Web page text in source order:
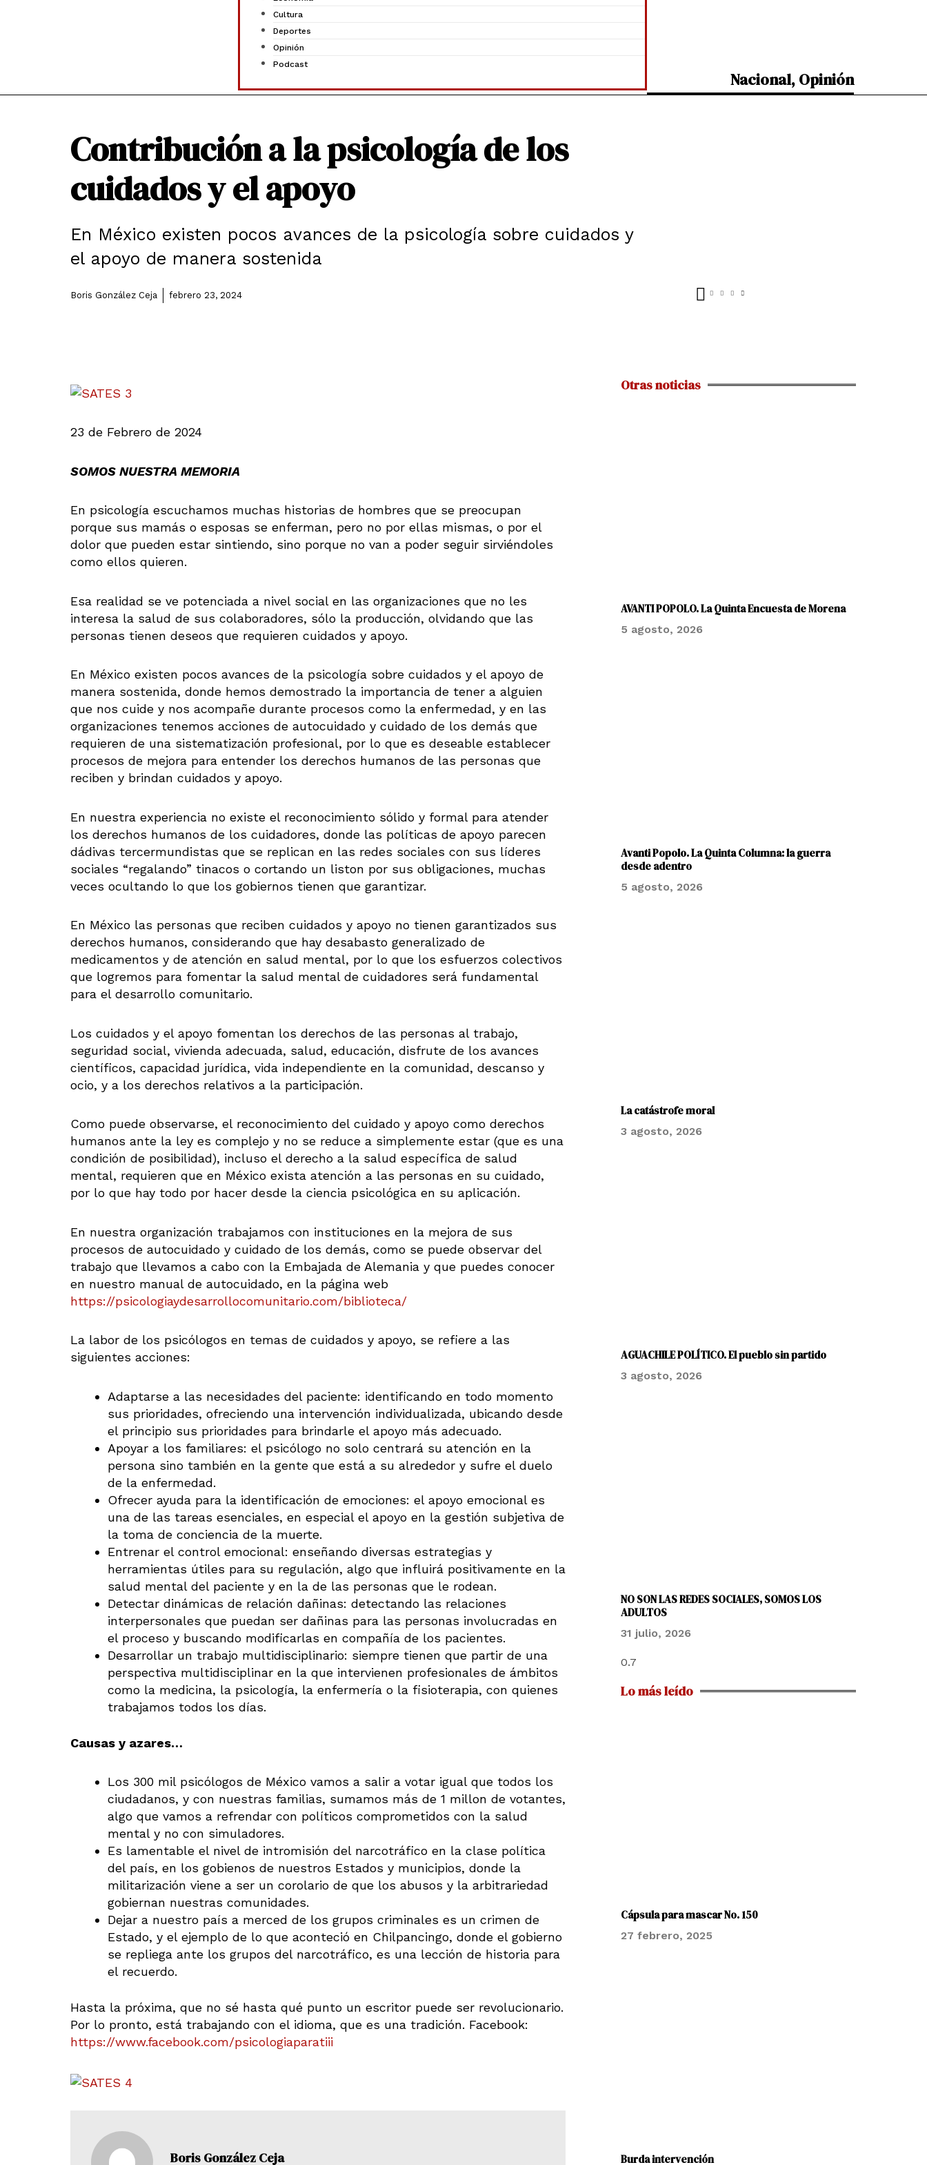
Cultura
Deportes
Opinión
Podcast
Nacional, Opinión
Contribución a la psicología de los
cuidados y el apoyo
En México existen pocos avances de la psicología sobre cuidados y
el apoyo de manera sostenida
Boris González Ceja febrero 23, 2024
23 de Febrero de 2024
SOMOS NUESTRA MEMORIA
En psicología escuchamos muchas historias de hombres que se preocupan
porque sus mamás o esposas se enferman, pero no por ellas mismas, o por el
dolor que pueden estar sintiendo, sino porque no van a poder seguir sirviéndoles
como ellos quieren.
Esa realidad se ve potenciada a nivel social en las organizaciones que no les
interesa la salud de sus colaboradores, sólo la producción, olvidando que las
personas tienen deseos que requieren cuidados y apoyo.
En México existen pocos avances de la psicología sobre cuidados y el apoyo de
manera sostenida, donde hemos demostrado la importancia de tener a alguien
que nos cuide y nos acompañe durante procesos como la enfermedad, y en las
organizaciones tenemos acciones de autocuidado y cuidado de los demás que
requieren de una sistematización profesional, por lo que es deseable establecer
procesos de mejora para entender los derechos humanos de las personas que
reciben y brindan cuidados y apoyo.
En nuestra experiencia no existe el reconocimiento sólido y formal para atender
los derechos humanos de los cuidadores, donde las políticas de apoyo parecen
dádivas tercermundistas que se replican en las redes sociales con sus líderes
sociales “regalando” tinacos o cortando un liston por sus obligaciones, muchas
veces ocultando lo que los gobiernos tienen que garantizar.
En México las personas que reciben cuidados y apoyo no tienen garantizados sus
derechos humanos, considerando que hay desabasto generalizado de
medicamentos y de atención en salud mental, por lo que los esfuerzos colectivos
que logremos para fomentar la salud mental de cuidadores será fundamental
para el desarrollo comunitario.
Los cuidados y el apoyo fomentan los derechos de las personas al trabajo,
seguridad social, vivienda adecuada, salud, educación, disfrute de los avances
científicos, capacidad jurídica, vida independiente en la comunidad, descanso y
ocio, y a los derechos relativos a la participación.
Como puede observarse, el reconocimiento del cuidado y apoyo como derechos
humanos ante la ley es complejo y no se reduce a simplemente estar (que es una
condición de posibilidad), incluso el derecho a la salud específica de salud
mental, requieren que en México exista atención a las personas en su cuidado,
por lo que hay todo por hacer desde la ciencia psicológica en su aplicación.
En nuestra organización trabajamos con instituciones en la mejora de sus
procesos de autocuidado y cuidado de los demás, como se puede observar del
trabajo que llevamos a cabo con la Embajada de Alemania y que puedes conocer
en nuestro manual de autocuidado, en la página web
https://psicologiaydesarrollocomunitario.com/biblioteca/
La labor de los psicólogos en temas de cuidados y apoyo, se refiere a las
siguientes acciones:
Adaptarse a las necesidades del paciente: identificando en todo momento
sus prioridades, ofreciendo una intervención individualizada, ubicando desde
el principio sus prioridades para brindarle el apoyo más adecuado.
Apoyar a los familiares: el psicólogo no solo centrará su atención en la
persona sino también en la gente que está a su alrededor y sufre el duelo
de la enfermedad.
Ofrecer ayuda para la identificación de emociones: el apoyo emocional es
una de las tareas esenciales, en especial el apoyo en la gestión subjetiva de
la toma de conciencia de la muerte.
Entrenar el control emocional: enseñando diversas estrategias y
herramientas útiles para su regulación, algo que influirá positivamente en la
salud mental del paciente y en la de las personas que le rodean.
Detectar dinámicas de relación dañinas: detectando las relaciones
interpersonales que puedan ser dañinas para las personas involucradas en
el proceso y buscando modificarlas en compañía de los pacientes.
Desarrollar un trabajo multidisciplinario: siempre tienen que partir de una
perspectiva multidisciplinar en la que intervienen profesionales de ámbitos
como la medicina, la psicología, la enfermería o la fisioterapia, con quienes
trabajamos todos los días.
Causas y azares…
Los 300 mil psicólogos de México vamos a salir a votar igual que todos los
ciudadanos, y con nuestras familias, sumamos más de 1 millon de votantes,
algo que vamos a refrendar con políticos comprometidos con la salud
mental y no con simuladores.
Es lamentable el nivel de intromisión del narcotráfico en la clase política
del país, en los gobienos de nuestros Estados y municipios, donde la
militarización viene a ser un corolario de que los abusos y la arbitrariedad
gobiernan nuestras comunidades.
Dejar a nuestro país a merced de los grupos criminales es un crimen de
Estado, y el ejemplo de lo que aconteció en Chilpancingo, donde el gobierno
se repliega ante los grupos del narcotráfico, es una lección de historia para
el recuerdo.
Hasta la próxima, que no sé hasta qué punto un escritor puede ser revolucionario.
Por lo pronto, está trabajando con el idioma, que es una tradición. Facebook:
https://www.facebook.com/psicologiaparatiii
Boris González Ceja
Otras noticias
AVANTI POPOLO. La Quinta Encuesta de Morena
5 agosto, 2026
Avanti Popolo. La Quinta Columna: la guerra
desde adentro
5 agosto, 2026
La catástrofe moral
3 agosto, 2026
AGUACHILE POLÍTICO. El pueblo sin partido
3 agosto, 2026
NO SON LAS REDES SOCIALES, SOMOS LOS
ADULTOS
31 julio, 2026
Lo más leído
Cápsula para mascar No. 150
27 febrero, 2025
Burda intervención